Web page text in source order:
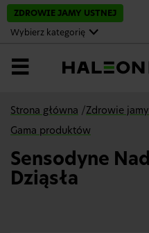
ZDROWIE JAMY USTNEJ
Wybierz kategorię
MENU
Strona główna /Zdrowie
Gama produktów
Sensodyne
Dziąsła